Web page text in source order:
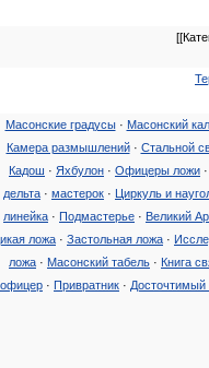
Масонские градусы· Масонский
Камера размышлений· Стальной
Кадош · Яхбулон · Офицеры ложи ·
дельта · мастерок · Циркуль и
линейка · Подмастерье · Великий
ложа · Застольная ложа ·
ложа · Масонский табель · Книга
офицер · Привратник · Досточтимый